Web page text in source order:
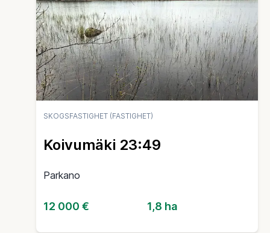
SKOGSFASTIGHET (FASTIGHET)
Koivumäki 23:49
Parkano
12 000 € 1,8 ha